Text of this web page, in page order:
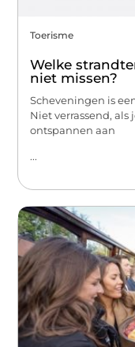
Toerisme
Welke
niet missen?
Scheveningen is
Niet verrassend,
ontspannen aan
...